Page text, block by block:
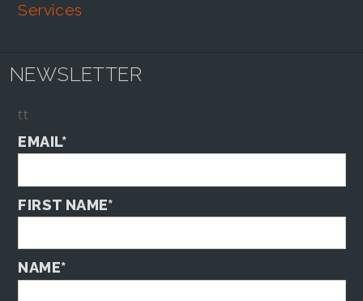
services
NEWSLETTER
tt
EMAIL*
FIRST NAME*
NAME*